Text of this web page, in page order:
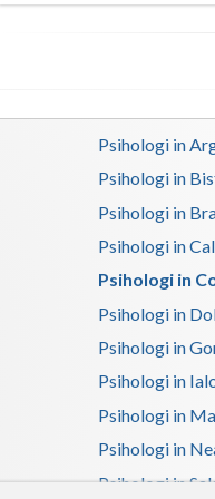
Interventie
Interventie
Interventie
Logopedie - Interventie
Logoterapie (1)
Logoterapie in
Psihosexologie (1)
Psihologi in
Psihologi in
Psihologi in
Psihologi in
Psihologi in
Psihologi in
Psihologi in
Psihologi in
Psihologi in
Psihologi in
Psihologi in